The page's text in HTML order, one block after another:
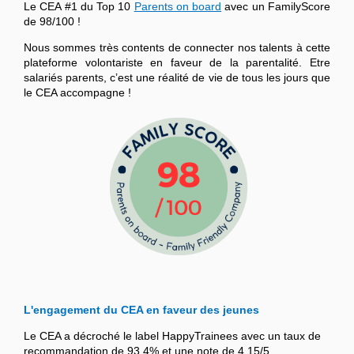
Le CEA #1 du Top 10 Parents on board avec un FamilyScore
de 98/100 !
Nous sommes très contents de connecter nos talents à cette
plateforme volontariste en faveur de la parentalité. Etre
salariés parents, c’est une réalité de vie de tous les jours que
le CEA accompagne !
L'engagement du CEA en faveur des jeunes
Le CEA a décroché le label HappyTrainees avec un taux de
recommandation de 93,4% et une note de 4,15/5.